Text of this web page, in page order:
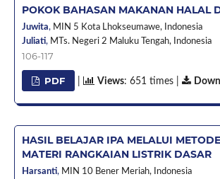
POKOK BAHASAN MAKANAN HALAL
Juwita, MIN 5 Kota Lhokseumawe,
Indonesia
Juliati, MTs. Negeri 2 Maluku Tengah, Indonesia
106-117
PDF Views: 651 times |
HASIL BELAJAR IPA MELALUI
MATERI RANGKAIAN LISTRIK DASAR
Harsanti, MIN 10 Bener Meriah, Indonesia